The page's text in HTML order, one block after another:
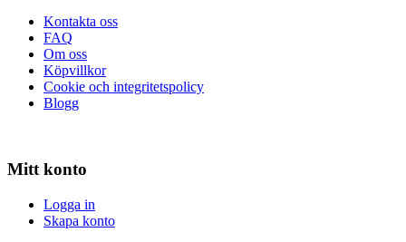
Kontakta oss
FAQ
Om oss
Köpvillkor
Cookie och integritetspolicy
Blogg
Mitt konto
Logga in
Skapa konto